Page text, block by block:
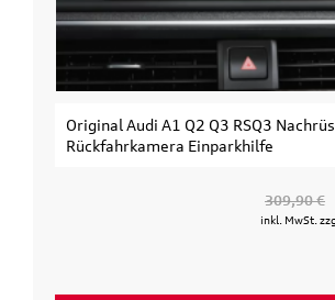
Original Audi A1 Q2 Q3 RSQ3
Rückfahrkamera Einparkhilfe
309,90 €
inkl. MwSt.